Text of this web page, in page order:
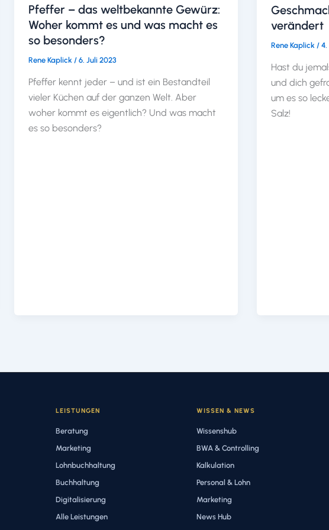
Pfeffer – das weltbekannte Gewürz:
Woher kommt es und was macht es
so besonders?
Rene Kaplick / 6. Juli 2023
Pfeffer kennt jeder – und ist ein Bestandteil
vieler Küchen auf der ganzen Welt. Aber
woher kommt es eigentlich? Und was macht
es so besonders?
verändert
Rene Kaplick /4.
Hast du
und dich
um es so
Salz!
LEISTUNGEN
Beratung
Marketing
Lohnbuchhaltung
Buchhaltung
Digitalisierung
Alle Leistungen
WISSEN & NEWS
Wissenshub
BWA & Controlling
Kalkulation
Personal & Lohn
Marketing
News Hub